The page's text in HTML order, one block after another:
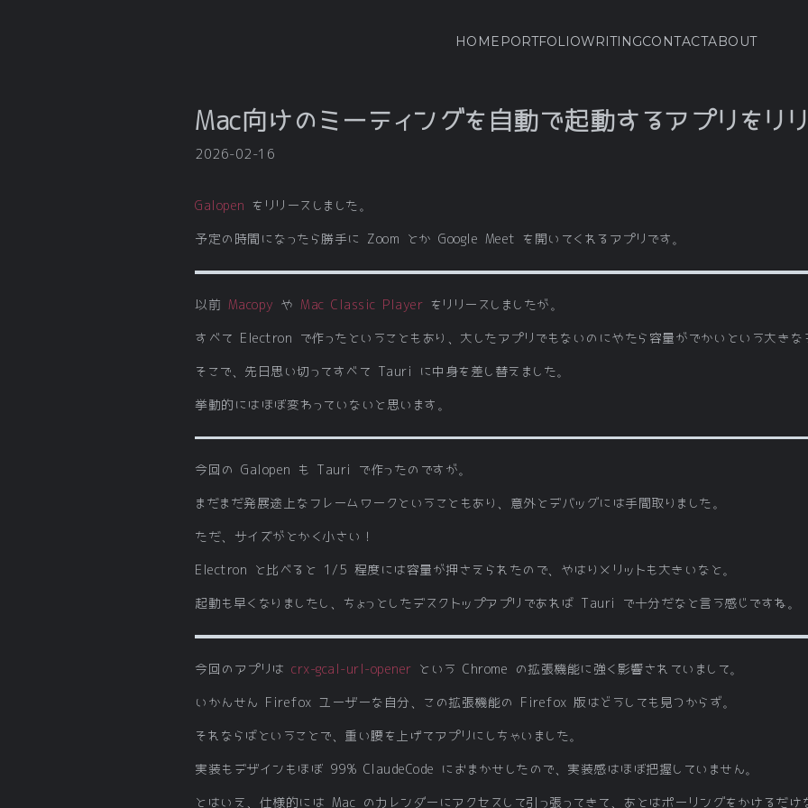
HOME PORTFOLIOWRITINGCONTACTABOUT
Mac向けのミーティングを自動で起動するアプリをリ
2026-02-16
Galopen をリリースしました。
予定の時間になったら勝手に Zoom とか Google Meet を開いてくれるアプリです。
以前 Macopy や Mac Classic Player をリリースしましたが。
すべて Electron で作ったということもあり、大したアプリでもないのにやたら容量がでかいという大きな
そこで、先日思い切ってすべて Tauri に中身を差し替えました。
挙動的にはほぼ変わっていないと思います。
今回の Galopen も Tauri で作ったのですが。
まだまだ発展途上なフレームワークということもあり、意外とデバッグには手間取りました。
ただ、サイズがとかく小さい！
Electron と比べると 1/5 程度には容量が押さえられたので、やはりメリットも大きいなと。
起動も早くなりましたし、ちょっとしたデスクトップアプリであれば Tauri で十分だなと言う感じですね。
今回のアプリは crx-gcal-url-opener という Chrome の拡張機能に強く影響されていまして。
いかんせん Firefox ユーザーな自分、この拡張機能の Firefox 版はどうしても見つからず。
それならばということで、重い腰を上げてアプリにしちゃいました。
実装もデザインもほぼ 99% ClaudeCode におまかせしたので、実装感はほぼ把握していません。
とはいえ、仕様的には Mac のカレンダーにアクセスして引っ張ってきて、あとはポーリングをかけるだけ